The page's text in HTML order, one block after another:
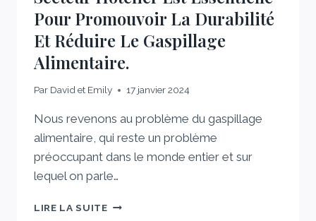
Pour Promouvoir La Durabilité
Et Réduire Le Gaspillage
Alimentaire.
Par David et Emily 17 janvier 2024
Nous revenons au problème du gaspillage
alimentaire, qui reste un problème
préoccupant dans le monde entier et sur
lequel on parle…
LIRE LA SUITELA